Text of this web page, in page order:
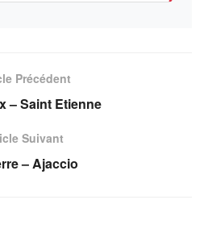
Précédent
– Saint Etienne
Suivant
– Ajaccio